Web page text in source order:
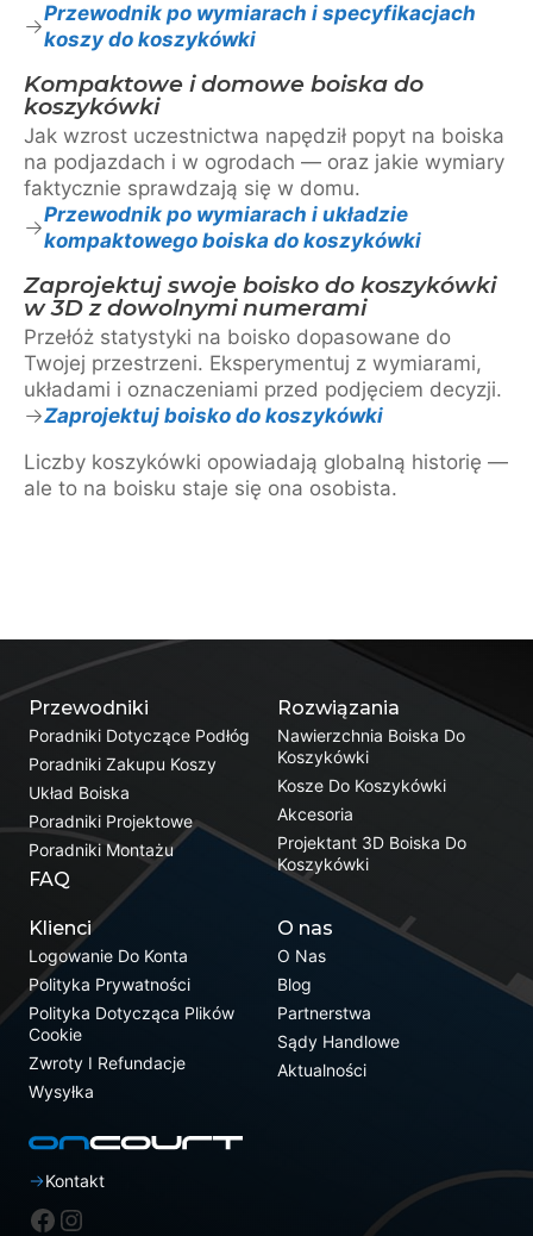
Przewodnik po wymiarach i specyfikacjach
koszy do koszykówki
Kompaktowe i domowe boiska do
koszykówki
Jak wzrost uczestnictwa napędził popyt na boiska
na podjazdach i w ogrodach — oraz jakie wymiary
faktycznie sprawdzają się w domu.
Przewodnik po wymiarach i układzie
kompaktowego boiska do koszykówki
Zaprojektuj swoje boisko do koszykówki
w 3D z dowolnymi numerami
Przełóż statystyki na boisko dopasowane do
Twojej przestrzeni. Eksperymentuj z wymiarami,
układami i oznaczeniami przed podjęciem decyzji.
Zaprojektuj boisko do koszykówki
Liczby koszykówki opowiadają globalną historię —
ale to na boisku staje się ona osobista.
Rozwiązania
Nawierzchnia Boiska Do
Koszykówki
Kosze Do Koszykówki
Akcesoria
Projektant 3D Boiska Do
Koszykówki
Przewodniki
Poradniki Dotyczące Podłóg
Poradniki Zakupu Koszy
Układ Boiska
Poradniki Projektowe
Poradniki Montażu
FAQ
Klienci
Logowanie Do Konta
Polityka Prywatności
Polityka Dotycząca Plików
Cookie
Zwroty I Refundacje
Wysyłka
O nas
O Nas
Blog
Partnerstwa
Sądy Handlowe
Aktualności
Kontakt
Facebook
Instagram